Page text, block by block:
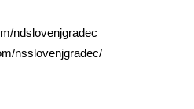
ndslovenjgradec
nsslovenjgradec/